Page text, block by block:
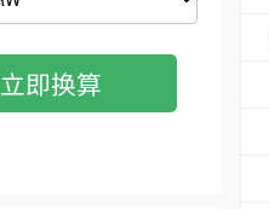
立即换算